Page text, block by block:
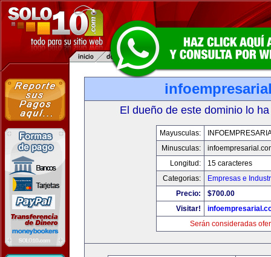
El dueño de este dominio lo
Mayusculas:
Minusculas:
Longitud:
15 caracteres
Categorias:
Empresas e
Precio:
$700.00
Visitar!
Serán consideradas